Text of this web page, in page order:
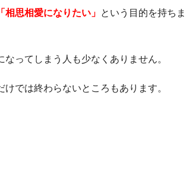
相思相愛になりたい」 という目的を持ちま
ってしまう人も少なくありません。
では終わらないところもあります。